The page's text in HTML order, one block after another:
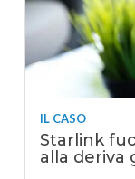
IL CASO
Starlink
alla deriva